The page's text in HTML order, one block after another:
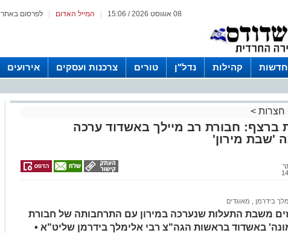
לפרסום באתר המייל האדום 08 אוגוסט 2026 / 15:06
חדשות קהילות נדל"ן טורים צרכנות ועסקים אירועים
חצרות >
ברצף: חבורת רב מיילך באשדוד ערכה
'שבת מירון'
בידרמן מאוגדים
משבת התעלות שנערכה במירון עם התרחבותה של חבורת
באשדוד בראשות הגה"צ רבי אלימלך בידרמן שליט"א •